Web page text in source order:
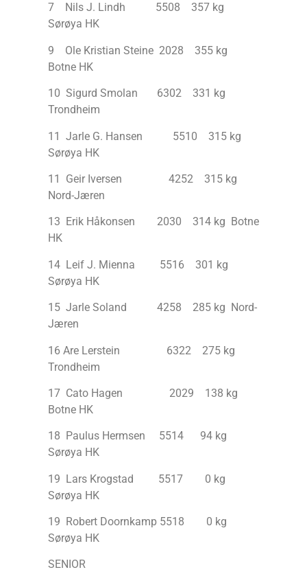
7 Nils J. Lindh 5508 357 kg
Sørøya HK
9 Ole Kristian Steine 2028 355 kg
Botne HK
10 Sigurd Smolan 6302 331 kg
Trondheim
11 Jarle G. Hansen 5510 315 kg
Sørøya HK
11 Geir Iversen 4252 315 kg
Nord-Jæren
13 Erik Håkonsen 2030 314 kg Botne
HK
14 Leif J. Mienna 5516 301 kg
Sørøya HK
15 Jarle Soland 4258 285 kg Nord-
Jæren
16 Are Lerstein 6322 275 kg
Trondheim
17 Cato Hagen 2029 138 kg
Botne HK
18 Paulus Hermsen 5514 94 kg
Sørøya HK
19 Lars Krogstad 5517 0 kg
Sørøya HK
19 Robert Doornkamp 5518 0 kg
Sørøya HK
SENIOR